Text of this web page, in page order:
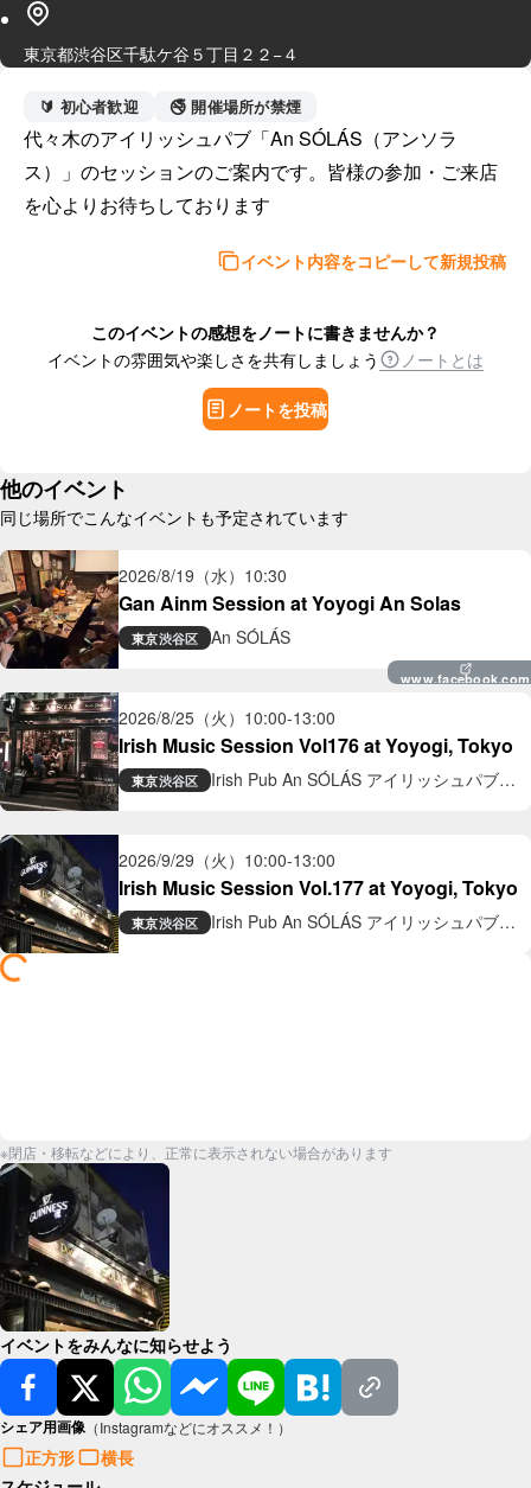
東京都渋谷区千駄ケ谷５丁目２２−４
🔰 初心者歓迎 🚭 開催場所が禁煙
代々木のアイリッシュパブ「An SÓLÁS（アンソラ
ス）」のセッションのご案内です。皆様の参加・ご来店
を心よりお待ちしております
イベント内容をコピーして新規投稿
このイベントの感想をノートに書きませんか？
イベントの雰囲気や楽しさを共有しましょう
ノートとは
ノートを投稿
他のイベント
同じ場所でこんなイベントも予定されています
2026/8/19（水） 10:30
Gan Ainm Session at Yoyogi An Solas
東京渋谷区 An SÓLÁS
www.facebook.com
2026/8/25（火） 10:00-13:00
Irish Music Session Vol176 at Yoyogi, Tokyo
東京渋谷区
Irish Pub An SÓLÁS アイリッシュパブ
2026/9/29（火） 10:00-13:00
Irish Music Session Vol.177 at Yoyogi, Tokyo
東京渋谷区
Irish Pub An SÓLÁS アイリッシュパブ
※閉店・移転などにより、正常に表示されない場合があります
イベントをみんなに知らせよう
シェア用画像 （Instagramなどにオススメ！）
正方形
横長